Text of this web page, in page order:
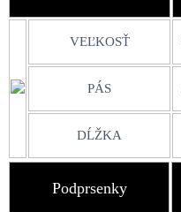
VEĽKOSŤ
PÁS
DĹŽKA
Podprsenky